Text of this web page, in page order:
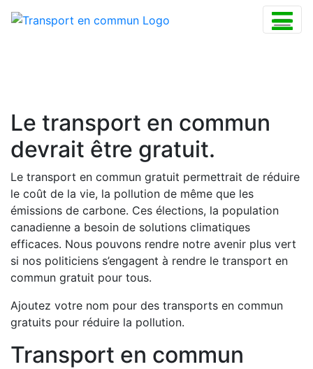
Le transport en commun
devrait être gratuit.
Le transport en commun gratuit permettrait de réduire
le coût de la vie, la pollution de même que les
émissions de carbone. Ces élections, la population
canadienne a besoin de solutions climatiques
efficaces. Nous pouvons rendre notre avenir plus vert
si nos politiciens s’engagent à rendre le transport en
commun gratuit pour tous.
Ajoutez votre nom pour des transports en commun
gratuits pour réduire la pollution.
Transport en commun